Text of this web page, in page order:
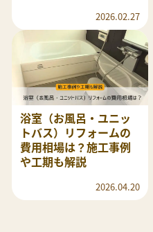
2026.02.27
浴室（お風呂・ユニッ
トバス）リフォームの
費用相場は？施工事例
や工期も解説
2026.04.20